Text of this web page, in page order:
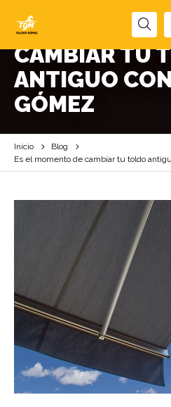
ES EL
CAMBIAR TU
ANTIGUO
GÓMEZ
Inicio
Blog
Es el momento de cambiar tu toldo